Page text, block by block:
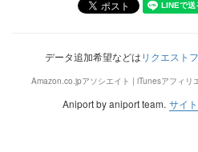
データ追加希望などはリクエスト
Amazon.co.jpアソシエイト | iTunesアフィ
Aniport by aniport team. サイ